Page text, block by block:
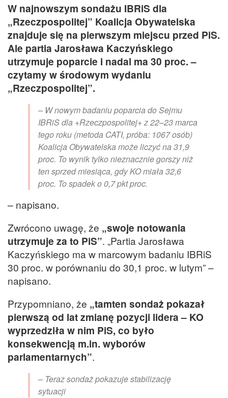
W najnowszym sondażu IBRiS dla
„Rzeczpospolitej” Koalicja Obywatelska
znajduje się na pierwszym miejscu przed PiS.
Ale partia Jarosława Kaczyńskiego
utrzymuje poparcie i nadal ma 30 proc. –
czytamy w środowym wydaniu
„Rzeczpospolitej”.
– W nowym badaniu poparcia do Sejmu
IBRiS dla +Rzeczpospolitej+ z 22–23 marca
tego roku (metoda CATI, próba: 1067 osób)
Koalicja Obywatelska może liczyć na 31,9
proc. To wynik tylko nieznacznie gorszy niż
ten sprzed miesiąca, gdy KO miała 32,6
proc. To spadek o 0,7 pkt proc.
– napisano.
Zwrócono uwagę, że „swoje notowania
utrzymuje za to PiS”. „Partia Jarosława
Kaczyńskiego ma w marcowym badaniu IBRiS
30 proc. w porównaniu do 30,1 proc. w lutym” –
napisano.
Przypomniano, że „tamten sondaż pokazał
pierwszą od lat zmianę pozycji lidera – KO
wyprzedziła w nim PiS, co było
konsekwencją m.in. wyborów
parlamentarnych”.
– Teraz sondaż pokazuje stabilizację
sytuacji